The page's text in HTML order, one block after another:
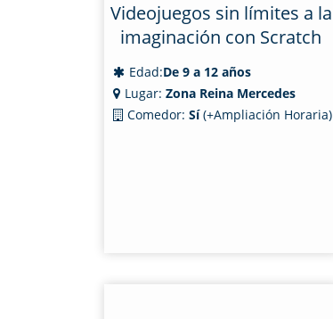
Videojuegos sin límites a la
imaginación con Scratch
Edad:De 9 a 12 años
Lugar: Zona Reina Mercedes
Comedor: Sí(+Ampliación Horaria)